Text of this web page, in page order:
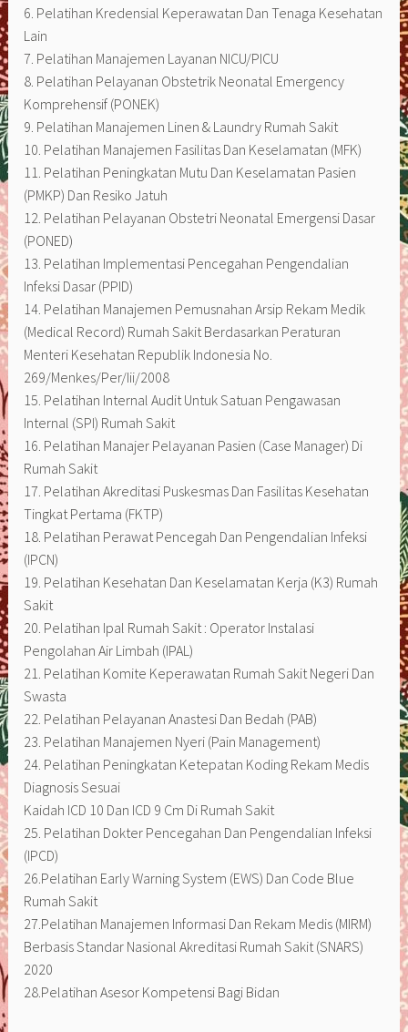
6. Pelatihan Kredensial Keperawatan Dan Tenaga Kesehatan
Lain
7. Pelatihan Manajemen Layanan NICU/PICU
8. Pelatihan Pelayanan Obstetrik Neonatal Emergency
Komprehensif (PONEK)
9. Pelatihan Manajemen Linen & Laundry Rumah Sakit
10. Pelatihan Manajemen Fasilitas Dan Keselamatan (MFK)
11. Pelatihan Peningkatan Mutu Dan Keselamatan Pasien
(PMKP) Dan Resiko Jatuh
12. Pelatihan Pelayanan Obstetri Neonatal Emergensi Dasar
(PONED)
13. Pelatihan Implementasi Pencegahan Pengendalian
Infeksi Dasar (PPID)
14. Pelatihan Manajemen Pemusnahan Arsip Rekam Medik
(Medical Record) Rumah Sakit Berdasarkan Peraturan
Menteri Kesehatan Republik Indonesia No.
269/Menkes/Per/Iii/2008
15. Pelatihan Internal Audit Untuk Satuan Pengawasan
Internal (SPI) Rumah Sakit
16. Pelatihan Manajer Pelayanan Pasien (Case Manager) Di
Rumah Sakit
17. Pelatihan Akreditasi Puskesmas Dan Fasilitas Kesehatan
Tingkat Pertama (FKTP)
18. Pelatihan Perawat Pencegah Dan Pengendalian Infeksi
(IPCN)
19. Pelatihan Kesehatan Dan Keselamatan Kerja (K3) Rumah
Sakit
20. Pelatihan Ipal Rumah Sakit : Operator Instalasi
Pengolahan Air Limbah (IPAL)
21. Pelatihan Komite Keperawatan Rumah Sakit Negeri Dan
Swasta
22. Pelatihan Pelayanan Anastesi Dan Bedah (PAB)
23. Pelatihan Manajemen Nyeri (Pain Management)
24. Pelatihan Peningkatan Ketepatan Koding Rekam Medis
Diagnosis Sesuai
Kaidah ICD 10 Dan ICD 9 Cm Di Rumah Sakit
25. Pelatihan Dokter Pencegahan Dan Pengendalian Infeksi
(IPCD)
26.Pelatihan Early Warning System (EWS) Dan Code Blue
Rumah Sakit
27.Pelatihan Manajemen Informasi Dan Rekam Medis (MIRM)
Berbasis Standar Nasional Akreditasi Rumah Sakit (SNARS)
2020
28.Pelatihan Asesor Kompetensi Bagi Bidan